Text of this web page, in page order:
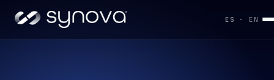
ES · EN